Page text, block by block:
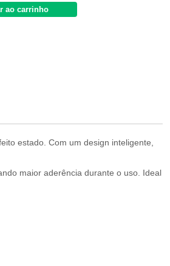
ao carrinho
estado. Com um design inteligente,
maior aderência durante o uso. Ideal